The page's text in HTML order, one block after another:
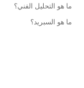
ما هو التحليل الفني؟
ما هو السبريد؟